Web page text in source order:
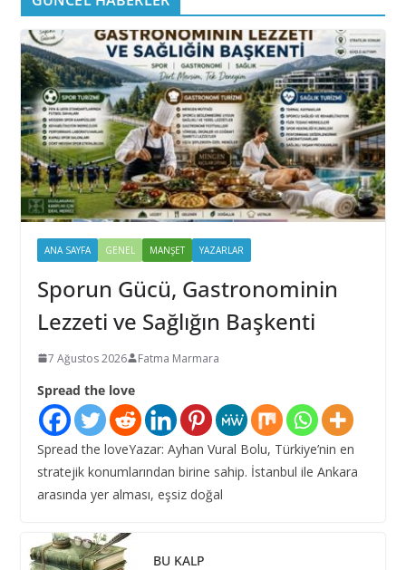
ANA SAYFA GENEL MANŞET YAZARLAR
Sporun Gücü, Gastronominin
Lezzeti ve Sağlığın Başkenti
7 Ağustos 2026 Fatma Marmara
Spread the love
Spread the loveYazar: Ayhan Vural Bolu, Türkiye’nin en
stratejik konumlarından birine sahip. İstanbul ile Ankara
arasında yer alması, eşsiz doğal
BU KALP